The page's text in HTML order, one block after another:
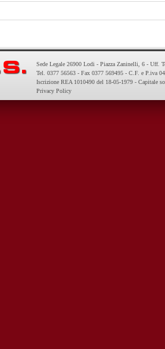
Sede Legale 26900 Lodi - Piazza Zaninelli, 6 - Uff.
Tel. 0377 56563 - Fax 0377 569495 - C.F. e P.iva
Iscrizione REA 1010490 del 18-05-1979 - Capitale
Privacy Policy